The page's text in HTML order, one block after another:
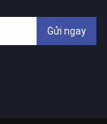
Gửi ngay